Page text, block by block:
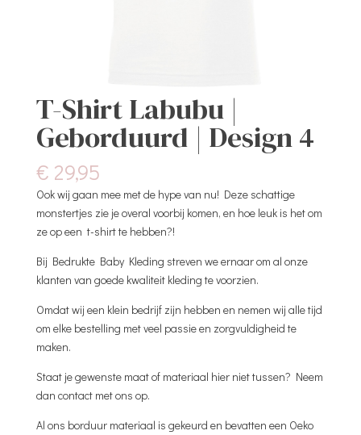
T-Shirt Labubu |
Geborduurd | Design 4
€ 29,95
Ook wij gaan mee met de hype van nu! Deze schattige
monstertjes zie je overal voorbij komen, en hoe leuk is het om
ze op een t-shirt te hebben?!
Bij Bedrukte Baby Kleding streven we ernaar om al onze
klanten van goede kwaliteit kleding te voorzien.
Omdat wij een klein bedrijf zijn hebben en nemen wij alle tijd
om elke bestelling met veel passie en zorgvuldigheid te
maken.
Staat je gewenste maat of materiaal hier niet tussen? Neem
dan contact met ons op.
Al ons borduur materiaal is gekeurd en bevatten een Oeko